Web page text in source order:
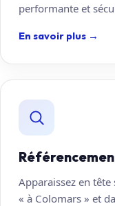
performante et
En savoir plus →
Apparaissez en
« à Colomars » et